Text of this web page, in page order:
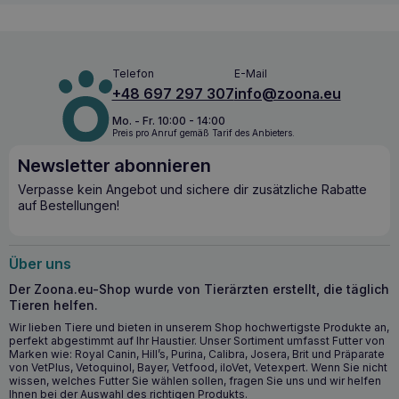
Fortschreiten
degenerativer Veränderungen
entgegenzuwirken und ihre gesunde Entwicklung zu
unterstützen.
Wichtigste Vorteile für die Gesundheit
Unterstützt die normale Entwicklung der Gelenke und
des Gelenkknorpels
Trägt zur Erhaltung der Gelenkgesundheit bei Welpen
Kollagen für die Regeneration des Gelenkknorpels
Vitamin C unterstützt die Kollagensynthese, um der
Kollagendegeneration entgegenzuwirken
entzündungshemmende und regenerationsfördernde
Substanzen
Wann sollten Sie mit der Anwendung von
Telefon
+48 697 297 307
E-Mail
info@zoona.eu
Mo. - Fr. 10:00 - 14:00
Preis pro Anruf gemäß Tarif des Anbieters.
Newsletter abonnieren
Verpasse kein Angebot und sichere dir zusätzliche Rabatte
auf Bestellungen!
Über uns
Der Zoona.eu-Shop wurde von Tierärzten erstellt, die täglich
Tieren helfen.
Wir lieben Tiere und bieten in unserem Shop hochwertigste Produkte an,
perfekt abgestimmt auf Ihr Haustier. Unser Sortiment umfasst Futter von
Marken wie: Royal Canin, Hill’s, Purina, Calibra, Josera, Brit und Präparate
von VetPlus, Vetoquinol, Bayer, Vetfood, iloVet, Vetexpert. Wenn Sie nicht
wissen, welches Futter Sie wählen sollen, fragen Sie uns und wir helfen
Ihnen bei der Auswahl des richtigen Produkts.